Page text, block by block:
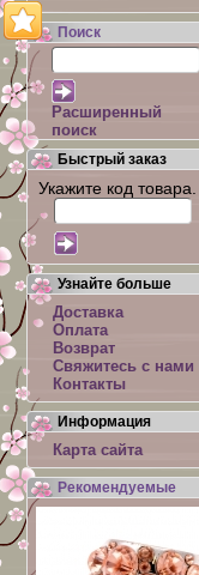
Поиск
Расширенный
поиск
Быстрый заказ
Укажите код товара.
Узнайте больше
Доставка
Оплата
Возврат
Свяжитесь с нами
Контакты
Информация
Карта сайта
Рекомендуемые